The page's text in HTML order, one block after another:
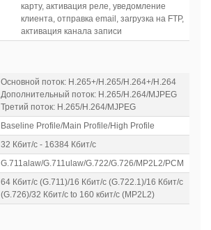
карту, активация реле, уведомление
клиента, отправка email, загрузка на FTP,
активация канала записи
Основной поток: H.265+/H.265/H.264+/H.264
Дополнительный поток: H.265/H.264/MJPEG
Третий поток: H.265/H.264/MJPEG
Baseline Profile/Main Profile/High Profile
32 Кбит/с - 16384 Кбит/с
G.711alaw/G.711ulaw/G.722/G.726/MP2L2/PCM
64 Кбит/с (G.711)/16 Кбит/с (G.722.1)/16 Кбит/с
(G.726)/32 Кбит/с to 160 кбит/с (MP2L2)